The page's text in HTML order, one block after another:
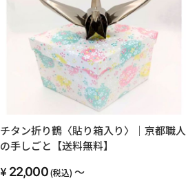
チタン折り鶴〈貼り箱入り〉｜京都職人
の手しごと【送料無料】
22,000(税込) ～